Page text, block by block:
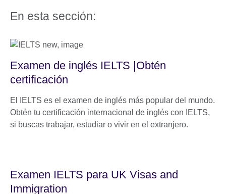
En esta sección:
Examen de inglés IELTS |Obtén
certificación
El IELTS es el examen de inglés más popular del mundo.
Obtén tu certificación internacional de inglés con IELTS,
si buscas trabajar, estudiar o vivir en el extranjero.
Examen IELTS para UK Visas and
Immigration